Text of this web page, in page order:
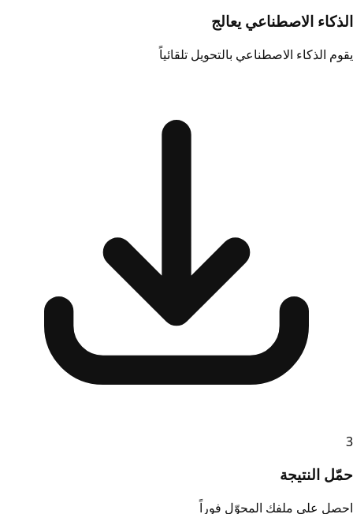
الذكاء الاصطناعي يعالج
يقوم الذكاء الاصطناعي بالتحويل تلقائياً
3
حمّل النتيجة
احصل على ملفك المحوّل فوراً